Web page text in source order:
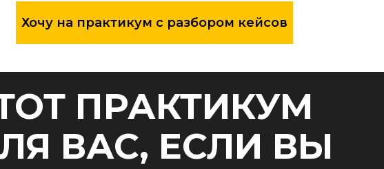
Хочу на практикум с разбором кейсов
ПРАКТИКУМ
ВАС, ЕСЛИ ВЫ